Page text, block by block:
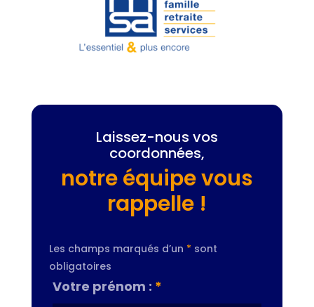
Laissez-nous vos
coordonnées,
notre équipe vous
rappelle !
Les champs marqués d’un * sont
obligatoires
Votre prénom : *